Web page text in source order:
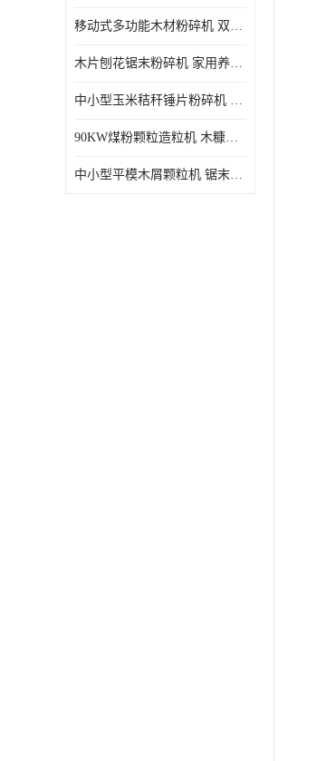
移动式多功能木材粉碎机 双进料口果树枝叶粉碎 木片边角料
木片刨花锯末粉碎机 家用养殖饲料玉米芯秸秆粉碎机械
中小型玉米秸秆锤片粉碎机 家用多功能打粉机 杂粮饲料粉碎设备
90KW煤粉颗粒造粒机 木糠稻壳制粒机 秸秆颗粒机
中小型平模木屑颗粒机 锯末刨花生物质燃料秸秆压缩颗粒机